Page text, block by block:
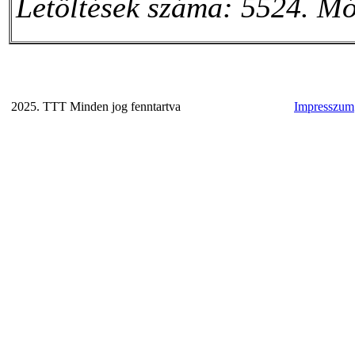
Letöltések száma: 5524.
2025. TTT Minden jog fenntartva Impresszum